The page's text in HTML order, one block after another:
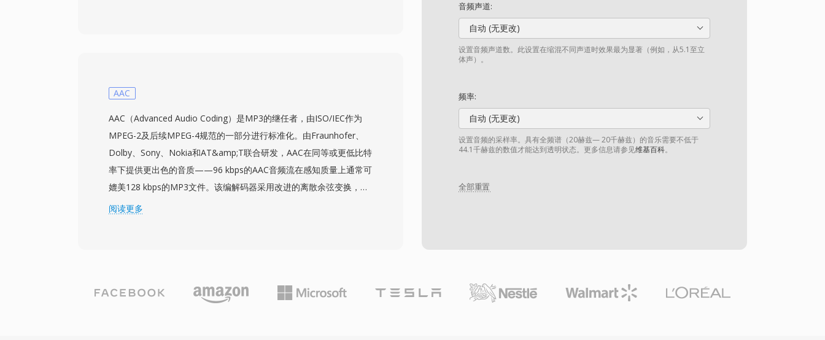
音频声道:
自动 (无更改)
设置音频声道数。此设置在缩混不同声道时效果最为显著（例如，从5.1至立
体声）。
频率:
自动 (无更改)
设置音频的采样率。具有全频谱（20赫兹— 20千赫兹）的音乐需要不低于
44.1千赫兹的数值才能达到透明状态。更多信息请参见维基百科。
全部重置
原生支持可变帧率或高级字幕格式。OpenDML扩展（AVI 2.0）通过
然是最被广泛认可的多媒体格式之一，在所有主要操作系统的媒体播
放器和编辑工具中仍获得广泛支持。
AAC
AAC（Advanced Audio Coding）是MP3的继任者，由ISO/IEC作为
MPEG-2及后续MPEG-4规范的一部分进行标准化。由Fraunhofer、
Dolby、Sony、Nokia和AT&amp;T联合研发，AAC在同等或更低比特
率下提供更出色的音质——96 kbps的AAC音频流在感知质量上通常可
媲美128 kbps的MP3文件。该编解码器采用改进的离散余弦变换，结
合先进的心理声学模型和时域噪声整形技术。AAC是Apple生态系统
的广泛采用确保了几乎所有现代设备、浏览器和媒体播放器都能原生
处理AAC内容，无需额外插件。
阅读更多